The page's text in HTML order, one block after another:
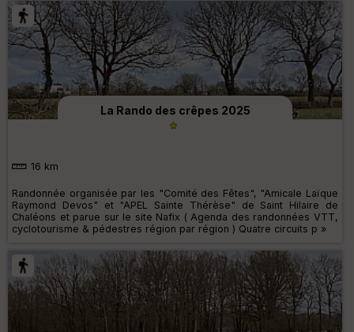
La Rando des crêpes 2025
16 km
Randonnée organisée par les "Comité des Fêtes", "Amicale Laïque
Raymond Devos" et "APEL Sainte Thérèse" de Saint Hilaire de
Chaléons et parue sur le site Nafix ( Agenda des randonnées VTT,
cyclotourisme & pédestres région par région ) Quatre circuits p »